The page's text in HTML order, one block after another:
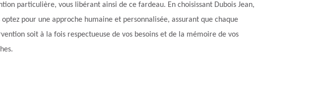
particulière, vous libérant ainsi de ce fardeau. En choisissant Dubois Jean,
optez pour une approche humaine et personnalisée, assurant que chaque
soit à la fois respectueuse de vos besoins et de la mémoire de vos